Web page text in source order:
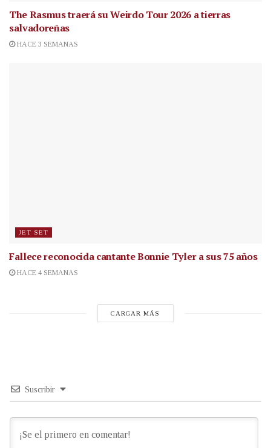
The Rasmus traerá su Weirdo Tour 2026 a tierras
salvadoreñas
HACE 3 SEMANAS
JET SET
Fallece reconocida cantanteBonnie Tyler a sus 75 años
HACE 4 SEMANAS
CARGAR MÁS
Suscribir